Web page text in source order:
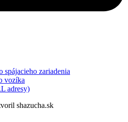
spájacieho zariadenia
vozíka
adresy)
shazucha.sk